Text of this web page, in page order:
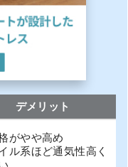
デメリット
がやや高め
ル系ほど通気性高く